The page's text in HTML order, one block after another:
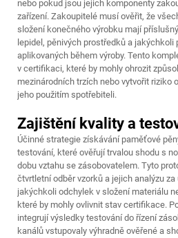
nebo pokud jsou jejich komponenty
zařízení. Zakoupitelé musí ověřit, že
složení konečného výrobku mají
lepidel, pěnivých prostředků a jakýchkoli
aplikovaných během výroby. Tento
v certifikaci, které by mohly ohrozit
mezinárodních trzích nebo vytvořit riziko
jeho použitím spotřebiteli.
Zajištění kvality a
Účinné strategie získávání paměťové
testování, které ověřují trvalou shodu s
dobu vztahu se zásobovatelem. Tyto
čtvrtletní odběr vzorků a jejich analýzu
jakýchkoli odchylek v složení materiálu
které by mohly ovlivnit stav certifikace.
integrují výsledky testování do řízení
kanálů vstupovaly výhradně ověřené a